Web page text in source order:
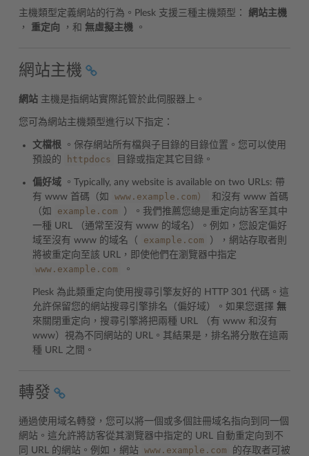
主機類型定義網站的行為。Plesk 支援三種主機類型： 網站主機
， 重定向 ，和 無虛擬主機 。
網站主機
網站 主機是指網站實際託管於此伺服器上。
您可為網站主機類型進行以下指定：
文檔根 。保存網站所有檔與子目錄的目錄位置。您可以使用
預設的
httpdocs 目錄或指定其它目錄。
偏好域 。Typically, any website is available on two URLs: 帶
有 www 首碼（如
www.example.com）
和沒有 www 首碼
（如
example.com
）。我們推薦您總是重定向訪客至其中
一種 URL （通常至沒有 www 的域名）。例如，您設定偏好
域至沒有 www 的域名（
example.com
），網站存取者則
將被重定向至該 URL，即使他們在瀏覽器中指定
www.example.com 。
Plesk 為此類重定向使用搜尋引擎友好的 HTTP 301 代碼。這
允許保留您的網站搜尋引擎排名（偏好域）。如果您選擇 無
來關閉重定向，搜尋引擎將把兩種 URL （有 www 和沒有
www）視為不同網站的 URL。其結果是，排名將分散在這兩
種 URL 之間。
轉發
通過使用域名轉發，您可以將一個或多個註冊域名指向到同一個
網站。這允許將訪客從其瀏覽器中指定的 URL 自動重定向到不
同 URL 的網站。例如，網站 www.example.com
的存取者可被